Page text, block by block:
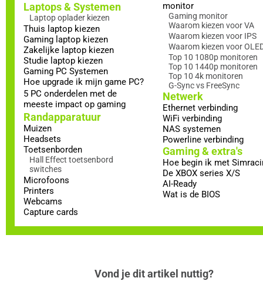
Laptops & Systemen
Laptop oplader kiezen
Thuis laptop kiezen
Gaming laptop kiezen
Zakelijke laptop kiezen
Studie laptop kiezen
Gaming PC Systemen
Hoe upgrade ik mijn game PC?
5 PC onderdelen met de
meeste impact op gaming
Randapparatuur
Muizen
Headsets
Toetsenborden
Hall Effect toetsenbord
switches
Microfoons
Printers
Webcams
Capture cards
monitor
Gaming monitor
Waarom kiezen voor VA
Waarom kiezen voor IPS
Waarom kiezen voor
Top 10 1080p monitoren
Top 10 1440p monitoren
Top 10 4k monitoren
G-Sync vs FreeSync
Netwerk
Ethernet verbinding
WiFi verbinding
NAS systemen
Powerline verbinding
Gaming & extra's
Hoe begin ik met
De XBOX series X/S
AI-Ready
Wat is de BIOS
Vond je dit artikel nuttig?